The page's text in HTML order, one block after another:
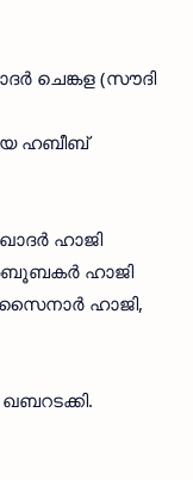
ചെങ്കള (സൗദി
ഹബീബ്
ഹാജി
ഹാജി
ഹാജി,